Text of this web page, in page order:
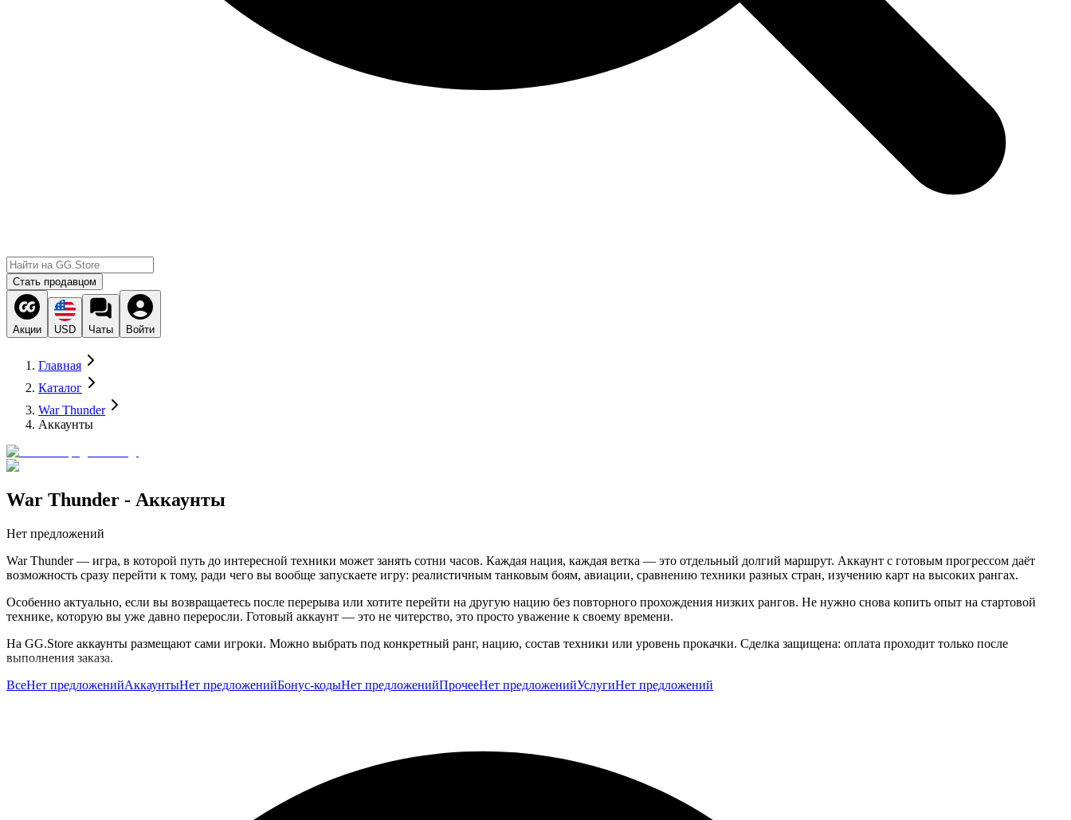
Стать продавцом
Акции USD Чаты Войти
Главная
Каталог
War Thunder
Аккаунты
War Thunder - Аккаунты
Нет предложений
War Thunder — игра, в которой путь до интересной техники может занять сотни часов. Каждая нация, каждая ветка — это отдельный долгий маршрут. Аккаунт с готовым прогрессом даёт
возможность сразу перейти к тому, ради чего вы вообще запускаете игру: реалистичным танковым боям, авиации, сравнению техники разных стран, изучению карт на высоких рангах.
Особенно актуально, если вы возвращаетесь после перерыва или хотите перейти на другую нацию без повторного прохождения низких рангов. Не нужно снова копить опыт на стартовой
технике, которую вы уже давно переросли. Готовый аккаунт — это не читерство, это просто уважение к своему времени.
На GG.Store аккаунты размещают сами игроки. Можно выбрать под конкретный ранг, нацию, состав техники или уровень прокачки. Сделка защищена: оплата проходит только после
выполнения заказа.
ВсеНет предложенийАккаунтыНет предложенийБонус-кодыНет предложенийПрочееНет предложенийУслугиНет предложений